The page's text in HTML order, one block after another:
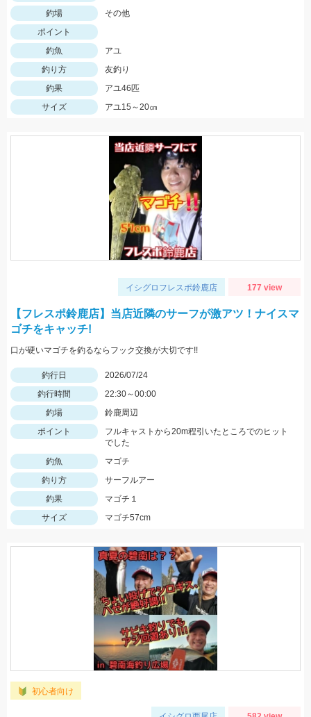
釣場
その他
ポイント
釣魚
アユ
釣り方
友釣り
釣果
アユ46匹
サイズ
アユ15～20㎝
イシグロフレスポ鈴鹿店 177 view
【フレスポ鈴鹿店】当店近隣のサーフが激アツ！ナイスマ
ゴチをキャッチ!
口が硬いマゴチを釣るならフック交換が大切です!!
釣行日
2026/07/24
釣行時間
22:30～00:00
釣場
鈴鹿周辺
ポイント
フルキャストから20m程引いたところでのヒット
でした
釣魚
マゴチ
釣り方
サーフルアー
釣果
マゴチ１
サイズ
マゴチ57cm
初心者向け